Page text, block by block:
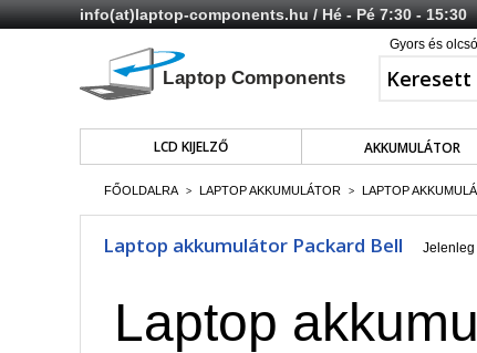
info(at)laptop-components.hu/ Hé - Pé 7:30 - 15:30
Gyors és
LCD KIJELZŐ AKKUMULÁTOR
FŐOLDALRA > LAPTOP AKKUMULÁTOR > LAPTOP
Laptop akkumulátor Packard Bell Jelenleg
Laptop